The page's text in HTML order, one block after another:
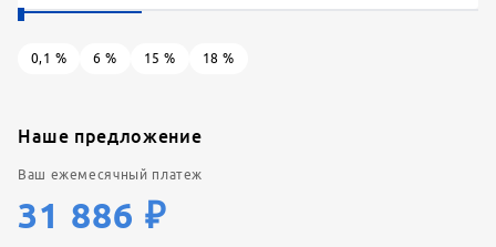
0,1 % 6 % 15 % 18 %
Наше предложение
Ваш ежемесячный платеж
31 886 ₽